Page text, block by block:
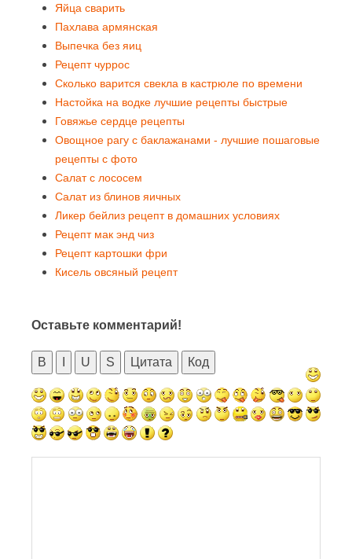
Яйца сварить
Пахлава армянская
Выпечка без яиц
Рецепт чуррос
Сколько варится свекла в кастрюле по времени
Настойка на водке лучшие рецепты быстрые
Говяжье сердце рецепты
Овощное рагу с баклажанами - лучшие пошаговые
рецепты с фото
Салат с лососем
Салат из блинов яичных
Ликер бейлиз рецепт в домашних условиях
Рецепт мак энд чиз
Рецепт картошки фри
Кисель овсяный рецепт
Оставьте комментарий!
B U S Цитата Код